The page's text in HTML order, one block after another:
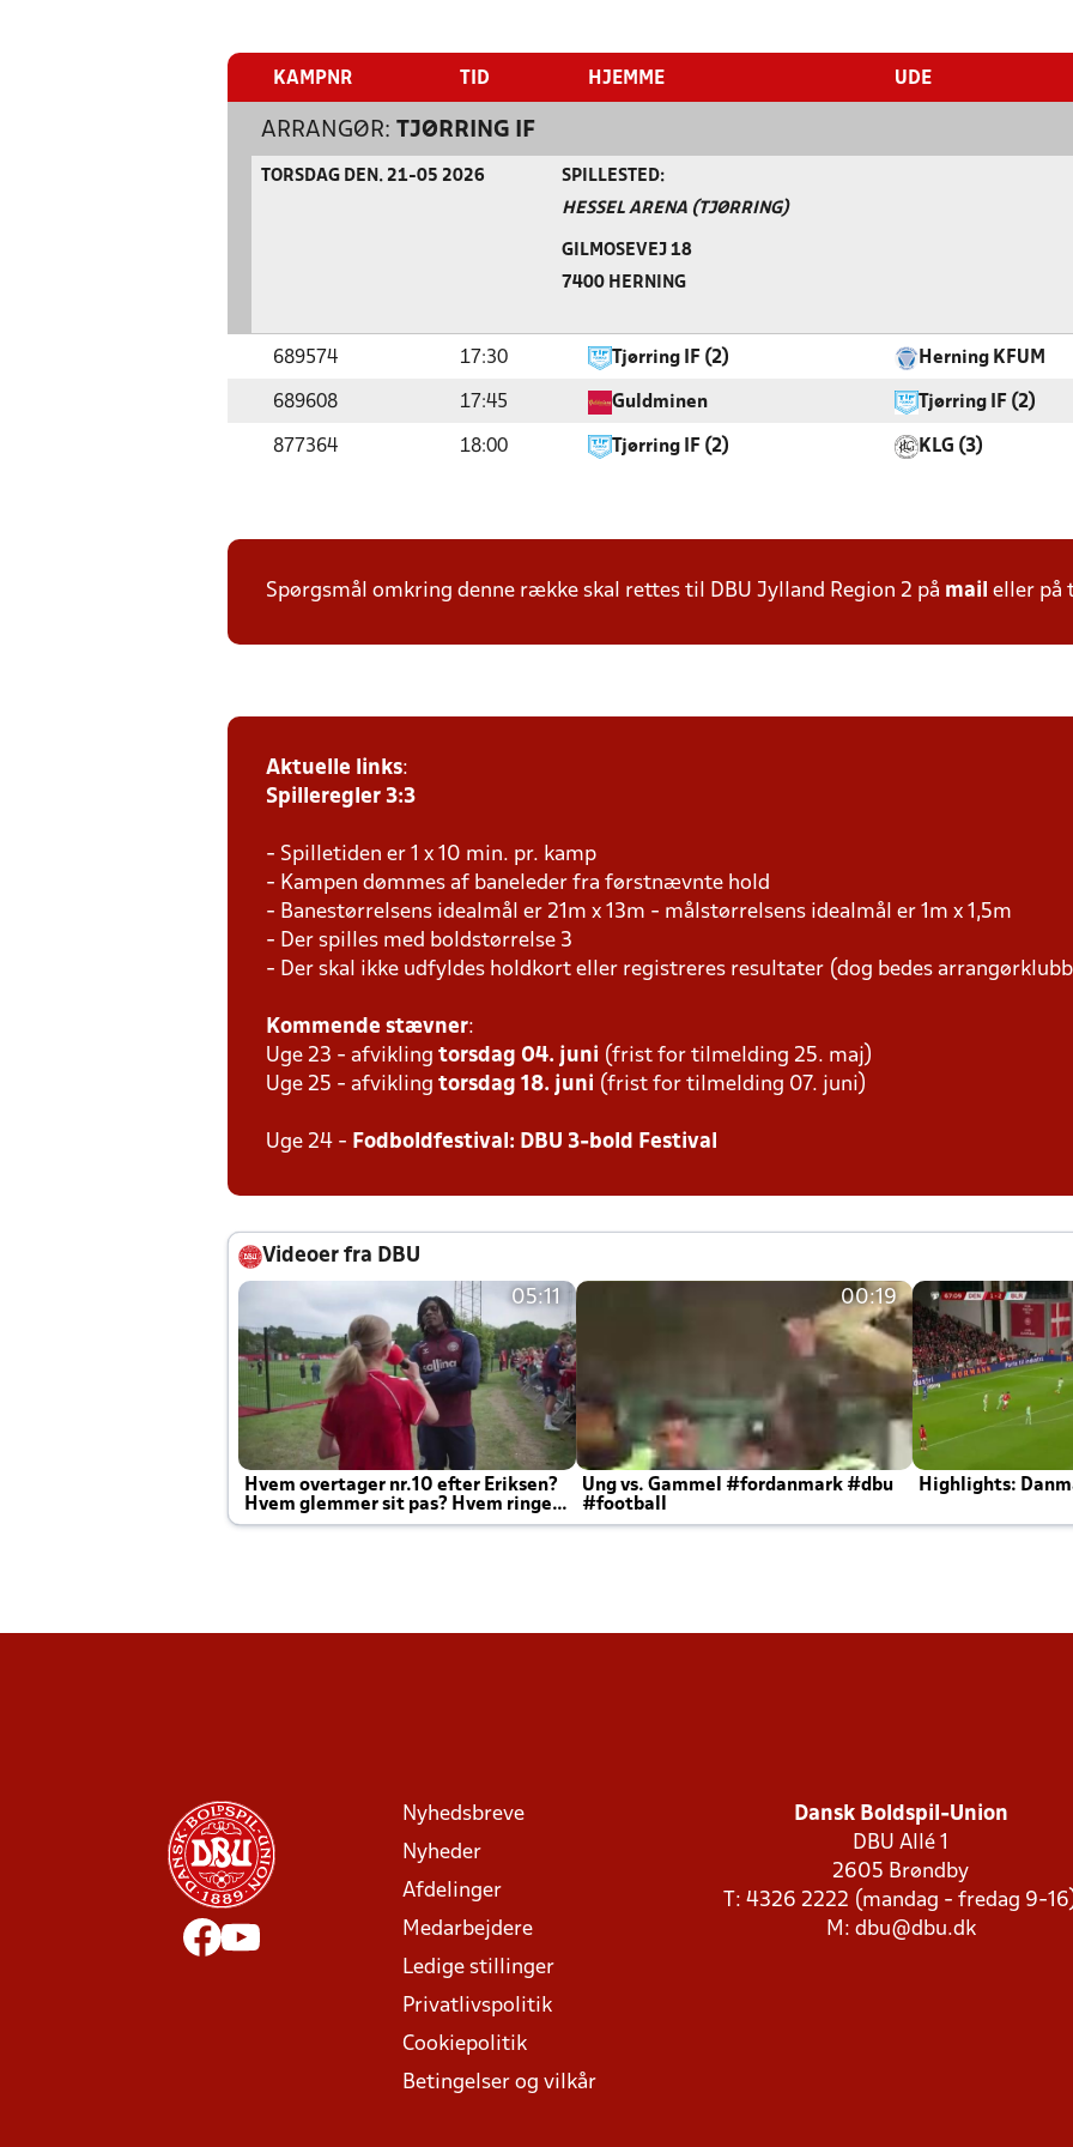
KAMPNR TID HJEMME UDE
ARRANGØR: TJØRRING IF
TORSDAG DEN. 21-05 2026 SPILLESTED:
HESSEL ARENA (TJØRRING)
GILMOSEVEJ 18
7400 HERNING
689574 17:30 Tjørring IF (2) Herning KFUM
689608 17:45 Guldminen Tjørring IF (2)
877364 18:00 Tjørring IF (2) KLG (3)
Spørgsmål omkring denne række skal rettes til DBU Jylland Region 2 på mail eller
Aktuelle links:
Spilleregler 3:3
- Spilletiden er 1 x 10 min. pr. kamp
- Kampen dømmes af baneleder fra førstnævnte hold
- Banestørrelsens idealmål er 21m x 13m - målstørrelsens idealmål er 1m x 1,5m
- Der spilles med boldstørrelse 3
- Der skal ikke udfyldes holdkort eller registreres resultater (dog bedes
Kommende stævner:
Uge 23 - afvikling torsdag 04. juni (frist for tilmelding 25. maj)
Uge 25 - afvikling torsdag 18. juni (frist for tilmelding 07. juni)
Uge 24 - Fodboldfestival: DBU 3-bold Festival
Videoer fra DBU
05:11
Hvem overtager nr.10 efter Eriksen?
Hvem glemmer sit pas? Hvem ringer
Joachim altid til efter kampe?
00:19
Ung vs. Gammel #fordanmark #dbu
#football
Highlights:
Nyhedsbreve
Nyheder
Afdelinger
Medarbejdere
Ledige stillinger
Privatlivspolitik
Cookiepolitik
Betingelser og vilkår
Dansk Boldspil-Union
DBU Allé 1
2605 Brøndby
T: 4326 2222 (mandag - fredag 9-
M: dbu@dbu.dk